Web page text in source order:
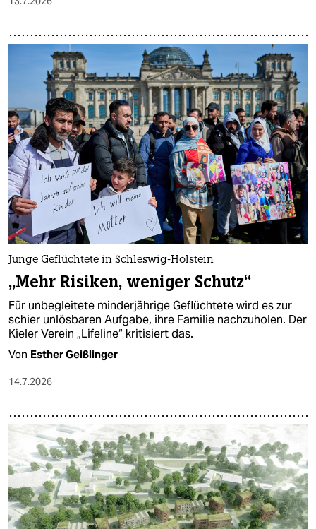
Junge Geflüchtete in Schleswig-Holstein
„Mehr Risiken, weniger Schutz“
Für unbegleitete minderjährige Geflüchtete wird es zur
schier unlösbaren Aufgabe, ihre Familie nachzuholen. Der
Kieler Verein „Lifeline“ kritisiert das.
Von Esther Geißlinger
14.7.2026